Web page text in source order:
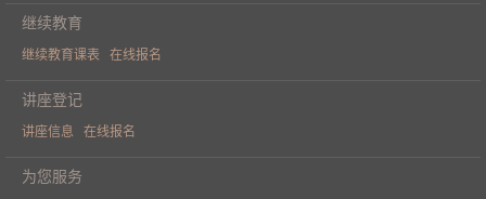
民法典普法培训（三）
6516人次观看
《人工智能重构财务价值》学术论坛
继续教育
继续教育课表 在线报名
讲座登记
讲座信息 在线报名
为您服务